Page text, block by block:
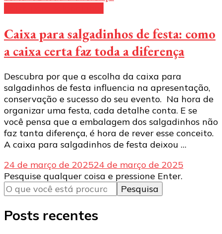
Caixa para salgadinhos de festa: como
a caixa certa faz toda a diferença
Descubra por que a escolha da caixa para
salgadinhos de festa influencia na apresentação,
conservação e sucesso do seu evento. Na hora de
organizar uma festa, cada detalhe conta. E se
você pensa que a embalagem dos salgadinhos não
faz tanta diferença, é hora de rever esse conceito.
A caixa para salgadinhos de festa deixou …
24 de março de 202524 de março de 2025
Procurando
algo?
Pesquise qualquer coisa e pressione Enter.
Posts recentes